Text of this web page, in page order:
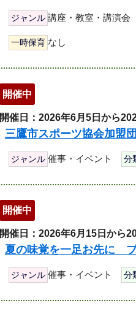
ジャンル 講座・教室・講演会
一時保育 なし
開催中
開催日：2026年6月5日から
三鷹市スポーツ協会加盟
ジャンル 催事・イベント 分
開催中
開催日：2026年6月15日から
夏の味覚を一足お先に
ジャンル 催事・イベント 分